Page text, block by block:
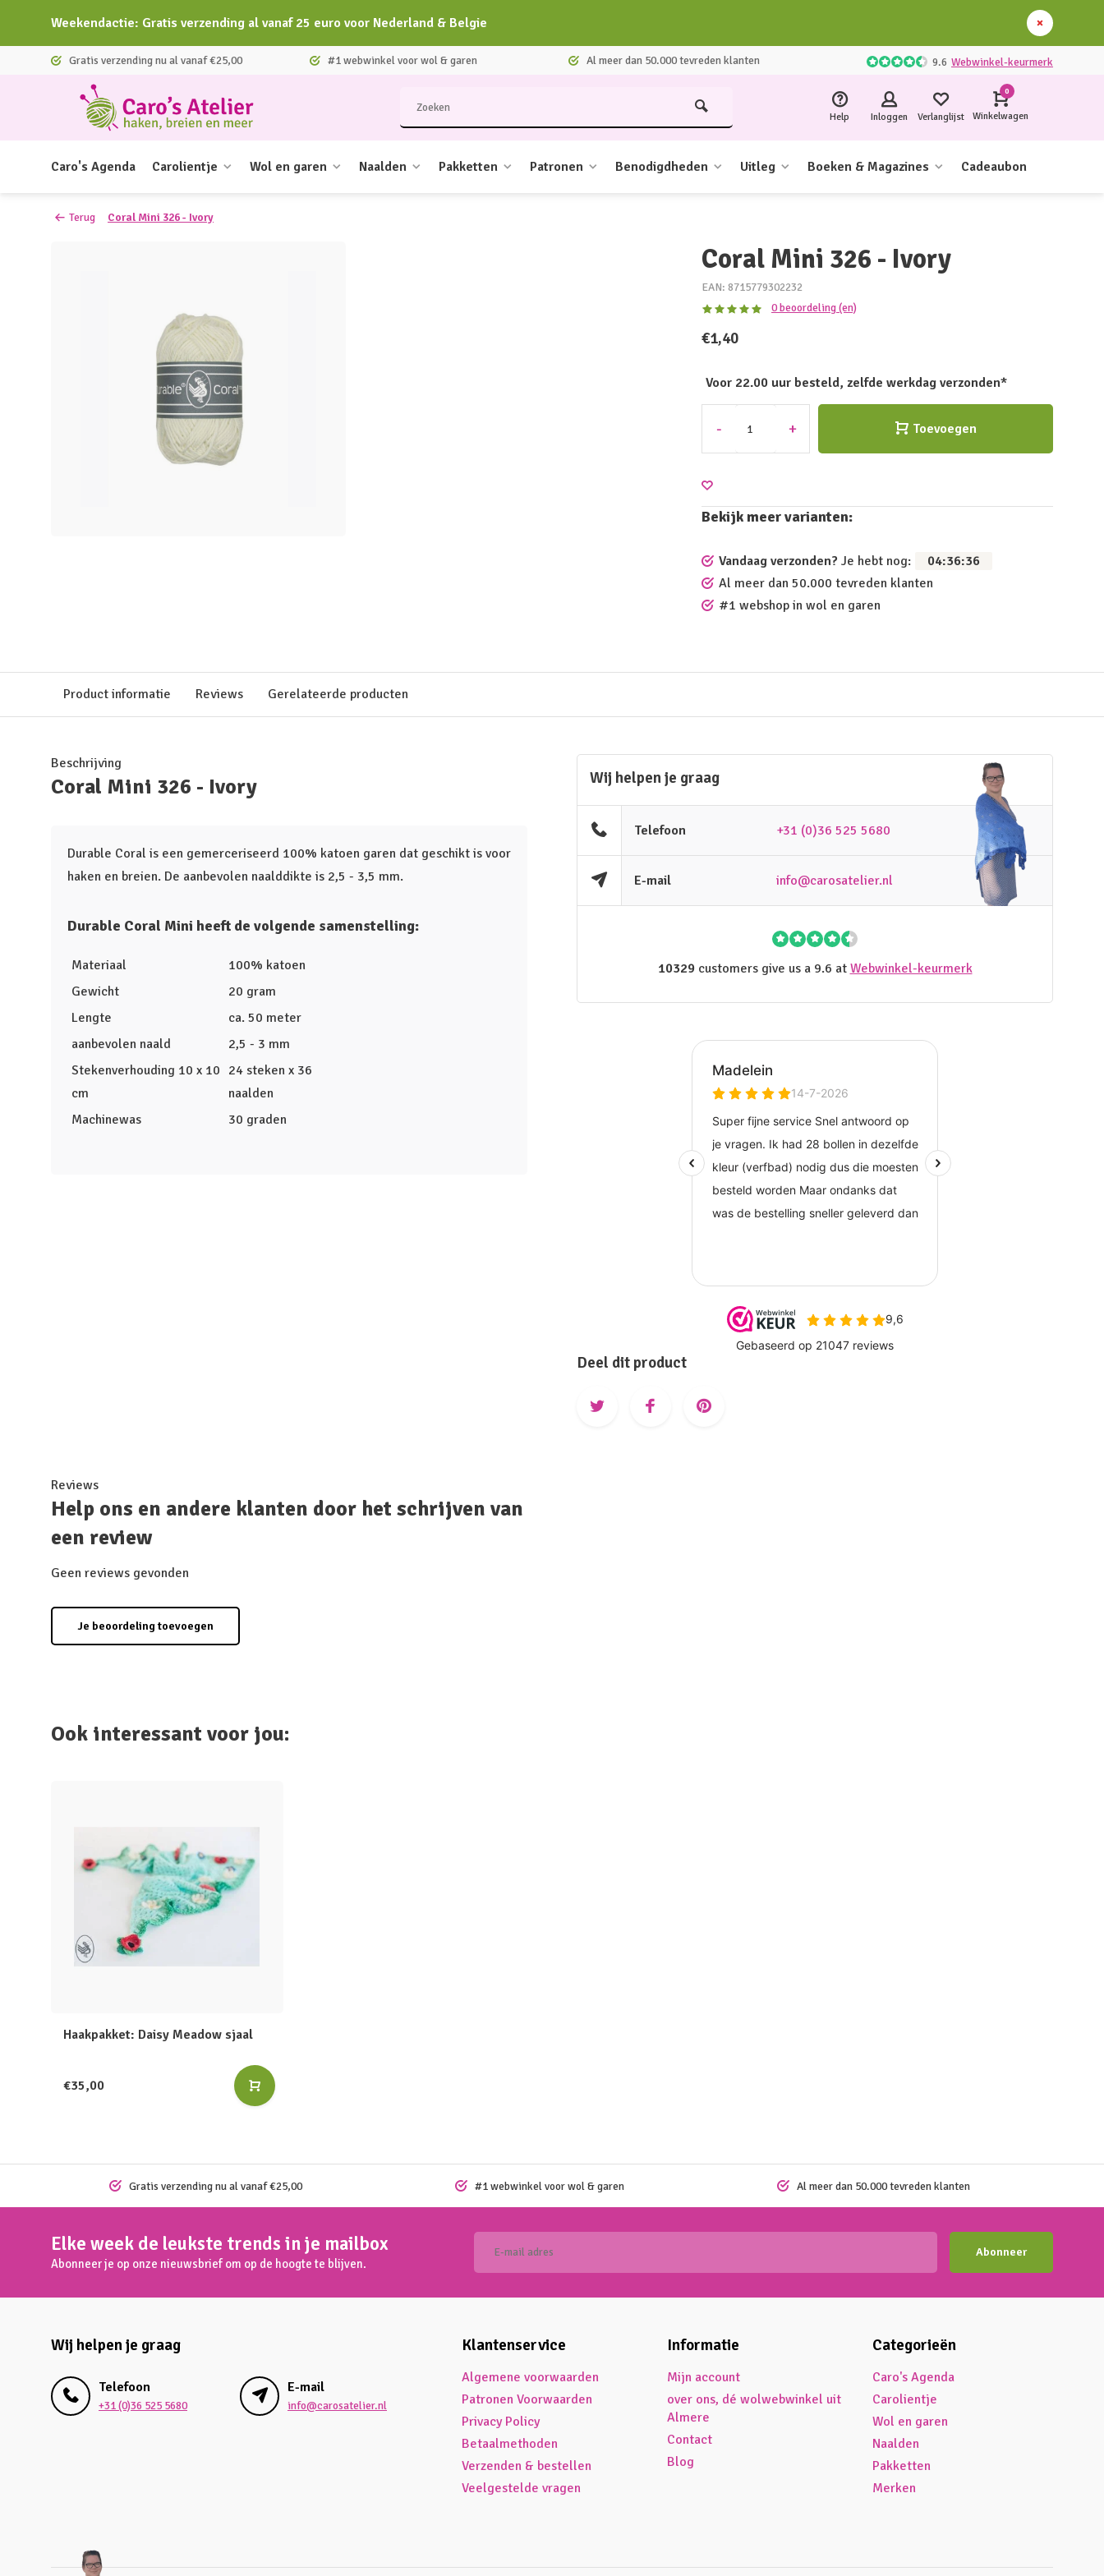
Weekendactie: Gratis verzending al vanaf 25 euro voor Nederland & Belgie
Gratis verzending nu al vanaf €25,00 #1 webwinkel voor wol & garen Al meer dan 50.000 tevreden klanten 9.6 Webwinkel-keurmerk
Help Inloggen Verlanglijst
0
Winkelwagen
Caro's Agenda Carolientje Wol en garen Naalden Pakketten Patronen Benodigdheden Uitleg Boeken & Magazines Cadeaubon
Terug Coral Mini 326 - Ivory
Coral Mini 326 - Ivory
EAN: 8715779302232
0 beoordeling (en)
€1,40
Voor 22.00 uur besteld, zelfde werkdag verzonden*
- + Toevoegen
Bekijk meer varianten:
Vandaag verzonden? Je hebt nog: 04:36:36
Al meer dan 50.000 tevreden klanten
#1 webshop in wol en garen
Product informatie Reviews Gerelateerde producten
Beschrijving
Coral Mini 326 - Ivory
Durable Coral is een gemerceriseerd 100% katoen garen dat geschikt is voor
haken en breien. De aanbevolen naalddikte is 2,5 - 3,5 mm.
Durable Coral Mini heeft de volgende samenstelling:
Materiaal
100% katoen
Gewicht
20 gram
Lengte
ca. 50 meter
aanbevolen naald
2,5 - 3 mm
Stekenverhouding 10 x 10
cm
24 steken x 36
naalden
Machinewas
30 graden
Wij helpen je graag
Telefoon +31 (0)36 525 5680
E-mail info@carosatelier.nl
10329customers give us a 9.6 at Webwinkel-keurmerk
Deel dit product
Reviews
Help ons en andere klanten door het schrijven van
een review
Geen reviews gevonden
Je beoordeling toevoegen
Ook interessant voor jou:
Haakpakket: Daisy Meadow sjaal
€35,00
Gratis verzending nu al vanaf €25,00 #1 webwinkel voor wol & garen Al meer dan 50.000 tevreden klanten
Elke week de leukste trends in je mailbox
Abonneer je op onze nieuwsbrief om op de hoogte te blijven.
Abonneer
Wij helpen je graag
Telefoon
+31 (0)36 525 5680
E-mail
info@carosatelier.nl
Klantenservice
Algemene voorwaarden
Patronen Voorwaarden
Privacy Policy
Betaalmethoden
Verzenden & bestellen
Veelgestelde vragen
Informatie
Mijn account
over ons, dé wolwebwinkel uit
Almere
Contact
Blog
Categorieën
Caro's Agenda
Carolientje
Wol en garen
Naalden
Pakketten
Merken